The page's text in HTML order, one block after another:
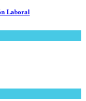
Laboral